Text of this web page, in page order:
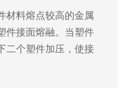
材料熔点较高的金属
件接面熔融。当塑件
二个塑件加压，使接